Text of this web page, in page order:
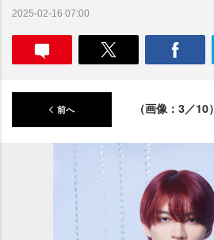
2025-02-16 07:00
前へ （画像：3／10）